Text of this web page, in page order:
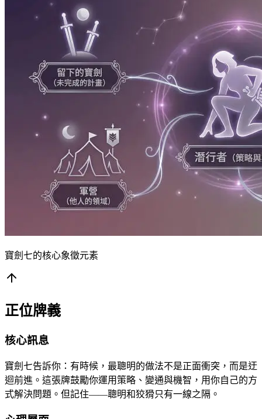
寶劍七的核心象徵元素
正位牌義
核心訊息
寶劍七告訴你：有時候，最聰明的做法不是正面衝突，而是迂
迴前進。這張牌鼓勵你運用策略、變通與機智，用你自己的方
式解決問題。但記住——聰明和狡猾只有一線之隔。